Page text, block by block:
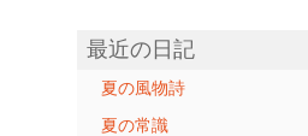
最近の日記
夏の風物詩
夏の常識